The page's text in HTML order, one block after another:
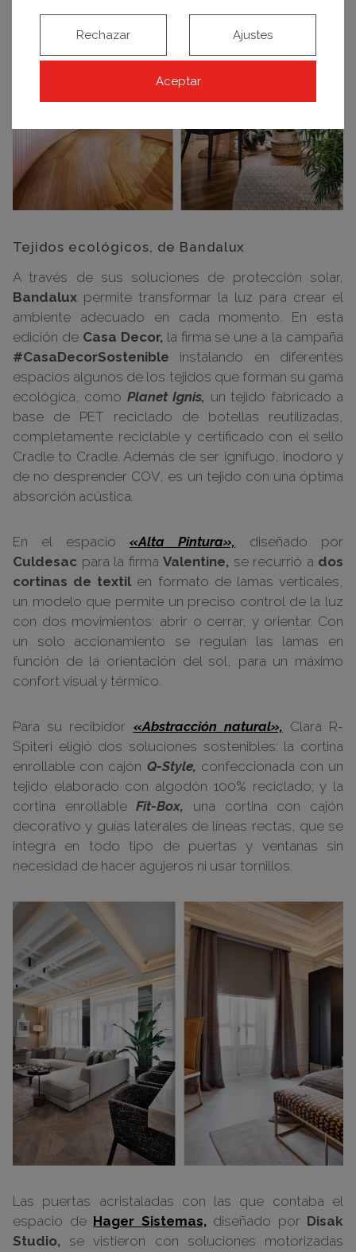
Tejidos ecológicos, de Bandalux
A través de sus soluciones de protección solar,
Bandalux permite transformar la luz para crear el
ambiente adecuado en cada momento. En esta
edición de Casa Decor,la firma se une a la campaña
#CasaDecorSostenible instalando en diferentes
espacios algunos de los tejidos que forman su gama
ecológica, como Planet Ignis, un tejido fabricado a
base de PET reciclado de botellas reutilizadas,
completamente reciclable y certificado con el sello
Cradle to Cradle. Además de ser ignífugo, inodoro y
de no desprender COV, es un tejido con una óptima
absorción acústica.
En el espacio «Alta Pintura», diseñado por
Culdesac para la firma Valentine, se recurrió a dos
cortinas de textilen formato de lamas verticales,
un modelo que permite un preciso control de la luz
con dos movimientos: abrir o cerrar, y orientar. Con
un solo accionamiento se regulan las lamas en
función de la orientación del sol, para un máximo
confort visual y térmico.
Para su recibidor «Abstracción natural», Clara R-
Spiteri eligió dos soluciones sostenibles: la cortina
enrollable con cajón Q-Style, confeccionada con un
tejido elaborado con algodón 100% reciclado; y la
cortina enrollableFit-Box, una cortina con cajón
decorativo y guías laterales de líneas rectas, que se
integra en todo tipo de puertas y ventanas sin
necesidad de hacer agujeros ni usar tornillos.
Las puertas acristaladas con las que contaba el
espacio de Hager Sistemas,diseñado por Disak
Studio, se vistieron con soluciones motorizadas
Aceptar
Rechazar Ajustes